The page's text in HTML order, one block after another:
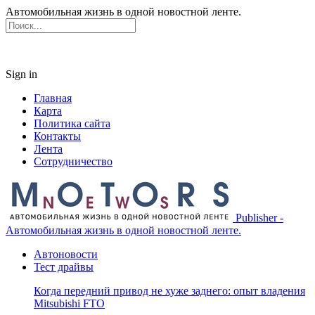
Автомобильная жизнь в одной новостной ленте.
Sign in
Главная
Карта
Политика сайта
Контакты
Лента
Сотрудничество
Publisher -
Автомобильная жизнь в одной новостной ленте.
Автоновости
Тест драйвы
Когда передний привод не хуже заднего: опыт владения
Mitsubishi FTO